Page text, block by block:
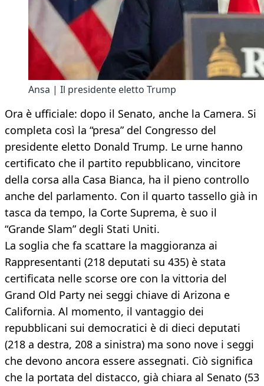
Ansa | Il presidente eletto Trump
Ora è ufficiale: dopo il Senato, anche la Camera. Si
completa così la “presa” del Congresso del
presidente eletto Donald Trump. Le urne hanno
certificato che il partito repubblicano, vincitore
della corsa alla Casa Bianca, ha il pieno controllo
anche del parlamento. Con il quarto tassello già in
tasca da tempo, la Corte Suprema, è suo il
“Grande Slam” degli Stati Uniti.
La soglia che fa scattare la maggioranza ai
Rappresentanti (218 deputati su 435) è stata
certificata nelle scorse ore con la vittoria del
Grand Old Party nei seggi chiave di Arizona e
California. Al momento, il vantaggio dei
repubblicani sui democratici è di dieci deputati
(218 a destra, 208 a sinistra) ma sono nove i seggi
che devono ancora essere assegnati. Ciò significa
che la portata del distacco, già chiara al Senato (53